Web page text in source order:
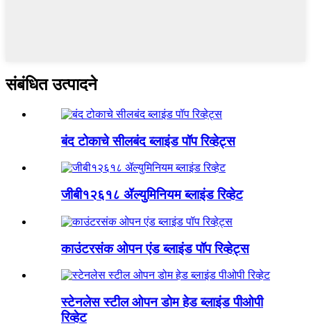
संबंधित उत्पादने
बंद टोकाचे सीलबंद ब्लाइंड पॉप रिव्हेट्स
जीबी१२६१८ ॲल्युमिनियम ब्लाइंड रिव्हेट
काउंटरसंक ओपन एंड ब्लाइंड पॉप रिव्हेट्स
स्टेनलेस स्टील ओपन डोम हेड ब्लाइंड पीओपी
रिव्हेट